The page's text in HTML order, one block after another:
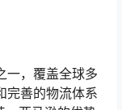
一，覆盖全球多
完善的物流体系